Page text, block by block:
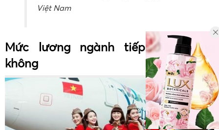
Việt Nam
Mức lương ngành tiếp viên hàng
không